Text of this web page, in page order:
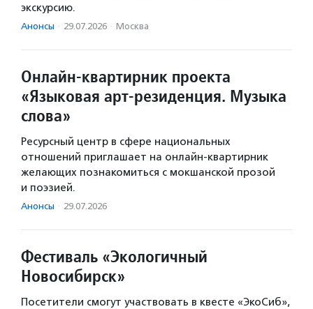
экскурсию.
Анонсы · 29.07.2026 · Москва
Онлайн-квартирник проекта
«Языковая арт-резиденция. Музыка
слова»
Ресурсный центр в сфере национальных
отношений приглашает на онлайн-квартирник
желающих познакомиться с мокшанской прозой
и поэзией.
Анонсы · 29.07.2026
Фестиваль «Экологичный
Новосибирск»
Посетители смогут участвовать в квесте «ЭкоСиб»,